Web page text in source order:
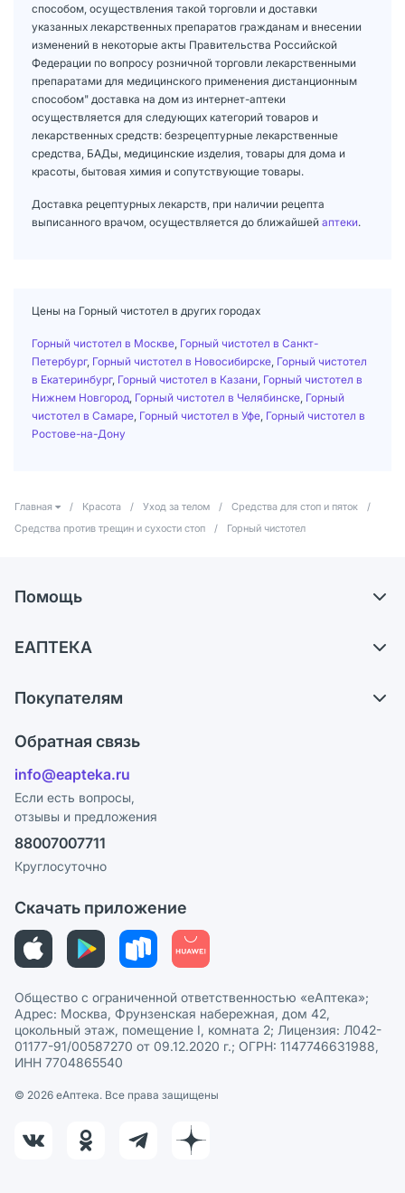
способом, осуществления такой торговли и доставки
указанных лекарственных препаратов гражданам и внесении
изменений в некоторые акты Правительства Российской
Федерации по вопросу розничной торговли лекарственными
препаратами для медицинского применения дистанционным
способом" доставка на дом из интернет-аптеки
осуществляется для следующих категорий товаров и
лекарственных средств: безрецептурные лекарственные
средства, БАДы, медицинские изделия, товары для дома и
красоты, бытовая химия и сопутствующие товары.
Доставка рецептурных лекарств, при наличии рецепта
выписанного врачом, осуществляется до ближайшей аптеки.
Цены на Горный чистотел в других городах
Горный чистотел в Москве Горный чистотел в Санкт-
Петербург, Горный чистотел в Новосибирске Горный чистотел
в Екатеринбург, Горный чистотел в Казани Горный чистотел в
Нижнем Новгород Горный чистотел в Челябинске Горный
чистотел в Самаре Горный чистотел в Уфе Горный чистотел в
Ростове-на-Дону
Главная / Красота / Уход за телом / Средства для стоп и пяток
/
Средства против трещин и сухости стоп
/ Горный чистотел
Помощь
Самовывоз из аптек
Ответы на вопросы
Блог
ЕАПТЕКА
Карьера
Поставщики
Лицензия
Реклама на сайте
Ваши товары на ЕАПТЕКЕ
Покупателям
Программа СберСпасибо
Политика конфиденциальности
Пользовательское соглашение
Политика рекомендаций
Этика и соответствие
Политика в отношении обработки персональных данных
Обратная связь
info@eapteka.ru
Если есть вопросы,
отзывы и предложения
88007007711
Круглосуточно
Скачать приложение
Общество с ограниченной ответственностью «еАптека»;
Адрес: Москва, Фрунзенская набережная, дом 42,
цокольный этаж, помещение I, комната 2; Лицензия: Л042-
01177-91/00587270 от 09.12.2020 г.; ОГРН: 1147746631988,
ИНН 7704865540
© 2026 eАптека. Все права защищены